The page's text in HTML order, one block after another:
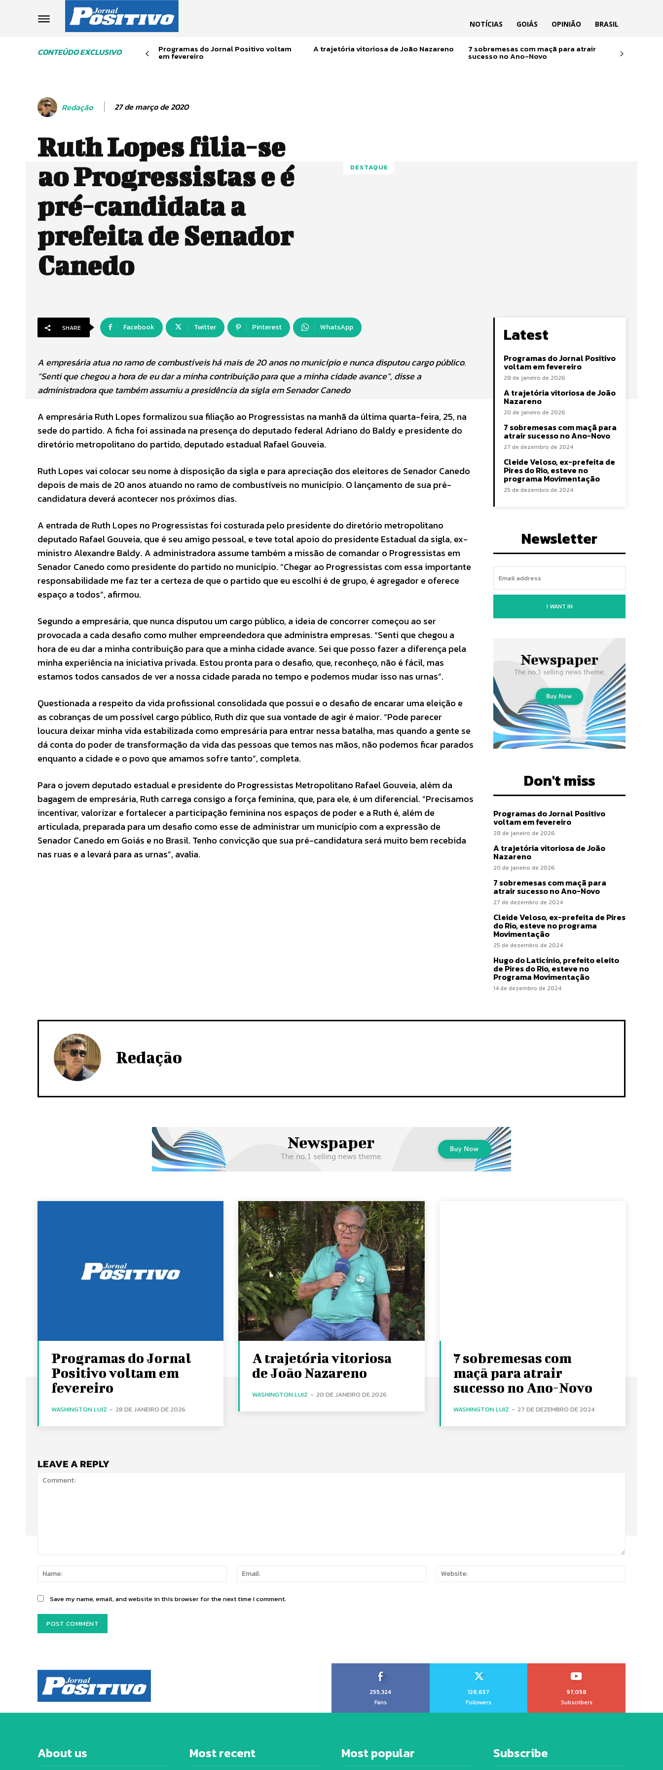
NOTÍCIAS GOIÁS OPINIÃO BRASIL
CONTEÚDO EXCLUSIVO Programas do Jornal Positivo voltam
em fevereiro
A trajetória vitoriosa de João Nazareno 7 sobremesas com maçã para atrair
sucesso no Ano-Novo
Redação 27 de março de 2020
Ruth Lopes filia-se
ao Progressistas e é
pré-candidata a
prefeita de Senador
Canedo
DESTAQUE
SHARE Facebook Twitter Pinterest WhatsApp
A empresária atua no ramo de combustíveis há mais de 20 anos no município e nunca disputou cargo público.
“Senti que chegou a hora de eu dar a minha contribuição para que a minha cidade avance”, disse a
administradora que também assumiu a presidência da sigla em Senador Canedo
A empresária Ruth Lopes formalizou sua filiação ao Progressistas na manhã da última quarta-feira, 25, na
sede do partido. A ficha foi assinada na presença do deputado federal Adriano do Baldy e presidente do
diretório metropolitano do partido, deputado estadual Rafael Gouveia.
Ruth Lopes vai colocar seu nome à disposição da sigla e para apreciação dos eleitores de Senador Canedo
depois de mais de 20 anos atuando no ramo de combustíveis no município. O lançamento de sua pré-
candidatura deverá acontecer nos próximos dias.
A entrada de Ruth Lopes no Progressistas foi costurada pelo presidente do diretório metropolitano
deputado Rafael Gouveia, que é seu amigo pessoal, e teve total apoio do presidente Estadual da sigla, ex-
ministro Alexandre Baldy. A administradora assume também a missão de comandar o Progressistas em
Senador Canedo como presidente do partido no município. “Chegar ao Progressistas com essa importante
responsabilidade me faz ter a certeza de que o partido que eu escolhi é de grupo, é agregador e oferece
espaço a todos”, afirmou.
Segundo a empresária, que nunca disputou um cargo público, a ideia de concorrer começou ao ser
provocada a cada desafio como mulher empreendedora que administra empresas. “Senti que chegou a
hora de eu dar a minha contribuição para que a minha cidade avance. Sei que posso fazer a diferença pela
minha experiência na iniciativa privada. Estou pronta para o desafio, que, reconheço, não é fácil, mas
estamos todos cansados de ver a nossa cidade parada no tempo e podemos mudar isso nas urnas”.
Questionada a respeito da vida profissional consolidada que possui e o desafio de encarar uma eleição e
as cobranças de um possível cargo público, Ruth diz que sua vontade de agir é maior. “Pode parecer
loucura deixar minha vida estabilizada como empresária para entrar nessa batalha, mas quando a gente se
dá conta do poder de transformação da vida das pessoas que temos nas mãos, não podemos ficar parados
enquanto a cidade e o povo que amamos sofre tanto”, completa.
Para o jovem deputado estadual e presidente do Progressistas Metropolitano Rafael Gouveia, além da
bagagem de empresária, Ruth carrega consigo a força feminina, que, para ele, é um diferencial. “Precisamos
incentivar, valorizar e fortalecer a participação feminina nos espaços de poder e a Ruth é, além de
articulada, preparada para um desafio como esse de administrar um município com a expressão de
Senador Canedo em Goiás e no Brasil. Tenho convicção que sua pré-candidatura será muito bem recebida
nas ruas e a levará para as urnas”, avalia.
Latest
Programas do Jornal Positivo
voltam em fevereiro
28 de janeiro de 2026
A trajetória vitoriosa de João
Nazareno
20 de janeiro de 2026
7 sobremesas com maçã para
atrair sucesso no Ano-Novo
27 de dezembro de 2024
Cleide Veloso, ex-prefeita de
Pires do Rio, esteve no
programa Movimentação
25 de dezembro de 2024
Newsletter
I WANT IN
Don't miss
Programas do Jornal Positivo
voltam em fevereiro
28 de janeiro de 2026
A trajetória vitoriosa de João
Nazareno
20 de janeiro de 2026
7 sobremesas com maçã para
atrair sucesso no Ano-Novo
27 de dezembro de 2024
Cleide Veloso, ex-prefeita de Pires
do Rio, esteve no programa
Movimentação
25 de dezembro de 2024
Hugo do Laticínio, prefeito eleito
de Pires do Rio, esteve no
Programa Movimentação
14 de dezembro de 2024
Redação
Programas do Jornal
Positivo voltam em
fevereiro
WASHINGTON LUIZ - 28 DE JANEIRO DE 2026
A trajetória vitoriosa
de João Nazareno
WASHINGTON LUIZ - 20 DE JANEIRO DE 2026
7 sobremesas com
maçã para atrair
sucesso no Ano-Novo
WASHINGTON LUIZ - 27 DE DEZEMBRO DE 2024
LEAVE A REPLY
Name:
Email:
Save my name, email, and website in this browser for the next time I comment.
255,324
Fans
128,657
Followers
97,058
Subscribers
About us Most recent Most popular Subscribe